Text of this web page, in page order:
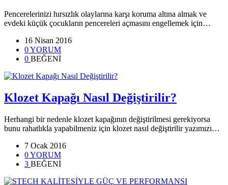
Pencerelerinizi hırsızlık olaylarına karşı koruma altına almak ve
evdeki küçük çocukların pencereleri açmasını engellemek için…
16 Nisan 2016
0 YORUM
0 BEĞENİ
Klozet Kapağı Nasıl Değiştirilir?
Herhangi bir nedenle klozet kapağının değiştirilmesi gerekiyorsa
bunu rahatlıkla yapabilmeniz için klozet nasıl değiştirilir yazımızı…
7 Ocak 2016
0 YORUM
3 BEĞENİ